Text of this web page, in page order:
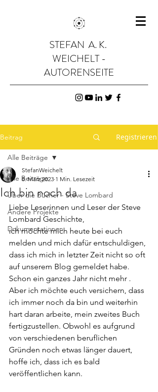
STEFAN A. K.
WEICHELT -
AUTORENSEITE
Beitrag Registrieren
Alle Beiträge
Über die Bücher - Steve Lombard
Andere Projekte
Dokumentationen
Alle Beiträge
Ich bin noch da
StefanWeichelt
8. März 2023 1 Min. Lesezeit
Liebe Leserinnen und Leser der Steve
Lombard Geschichte,
ich möchte mich heute bei euch
melden und mich dafür entschuldigen,
dass ich mich in letzter Zeit nicht so oft
auf unserem Blog gemeldet habe.
Schon ein ganzes Jahr nicht mehr .
Aber ich möchte euch versichern, dass
ich immer noch da bin und weiterhin
hart daran arbeite, mein zweites Buch
fertigzustellen. Obwohl es aufgrund
von verschiedenen beruflichen
Gründen noch etwas länger dauert,
hoffe ich, dass ich es bald
veröffentlichen kann.